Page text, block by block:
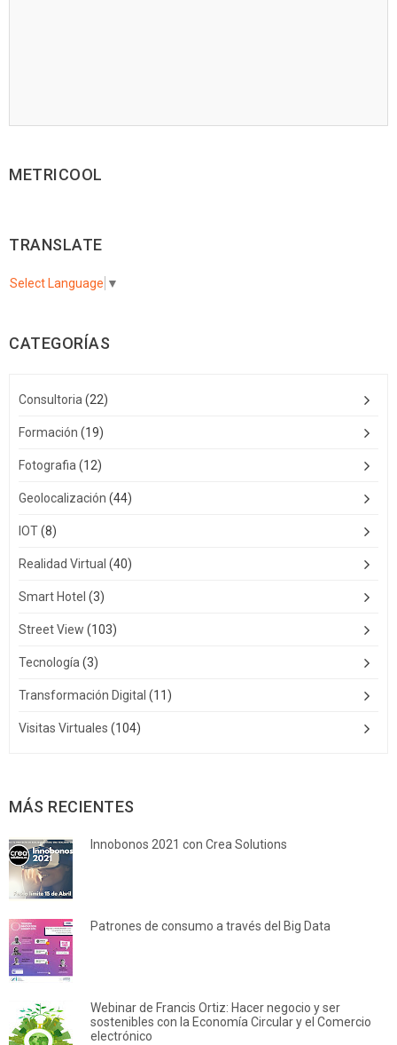
METRICOOL
TRANSLATE
Select Language ▼
CATEGORÍAS
Consultoria (22)
Formación (19)
Fotografia (12)
Geolocalización (44)
IOT(8)
Realidad Virtual (40)
Smart Hotel (3)
Street View (103)
Tecnología (3)
Transformación Digital (11)
Visitas Virtuales (104)
MÁS RECIENTES
Innobonos 2021 con Crea Solutions
Patrones de consumo a través del Big Data
Webinar de Francis Ortiz: Hacer negocio y ser
sostenibles con la Economía Circular y el Comercio
electrónico